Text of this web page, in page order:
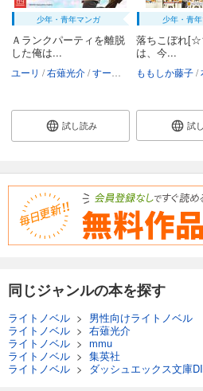
少年・青年マンガ
Ａランクパーティを離脱
した俺は...
ユーリ 右薙光介 すーぱーぞんび
試し読み
少年・青
落ちこぼれ
は、今...
ももしか藤子
試
同じジャンルの本を探す
ライトノベル > 男性向けライトノベル
ライトノベル > 右薙光介
ライトノベル > mmu
ライトノベル > 集英社
ライトノベル > ダッシュエックス文庫